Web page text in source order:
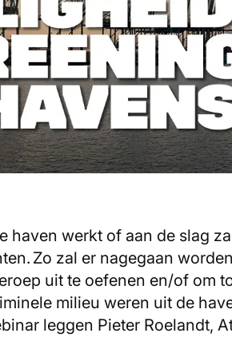
haven werkt of aan de slag
Zo zal er nagegaan
uit te oefenen en/of om
milieu weren uit de
leggen Pieter Roelandt,